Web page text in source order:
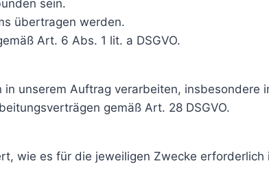
sein.
übertragen werden.
Art. 6 Abs. 1 lit. a DSGVO.
unserem Auftrag verarbeiten, insbesondere
gemäß Art. 28 DSGVO.
wie es für die jeweiligen Zwecke